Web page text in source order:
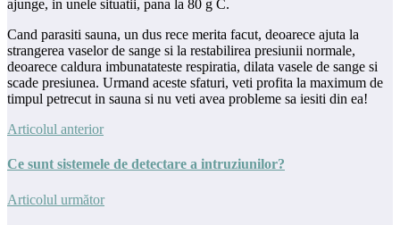
ajunge, in unele situatii, pana la 80 g C.
Cand parasiti sauna, un dus rece merita facut, deoarece ajuta la
strangerea vaselor de sange si la restabilirea presiunii normale,
deoarece caldura imbunatateste respiratia, dilata vasele de sange si
scade presiunea. Urmand aceste sfaturi, veti profita la maximum de
timpul petrecut in sauna si nu veti avea probleme sa iesiti din ea!
Articolul anterior
Ce sunt sistemele de detectare a intruziunilor?
Articolul următor